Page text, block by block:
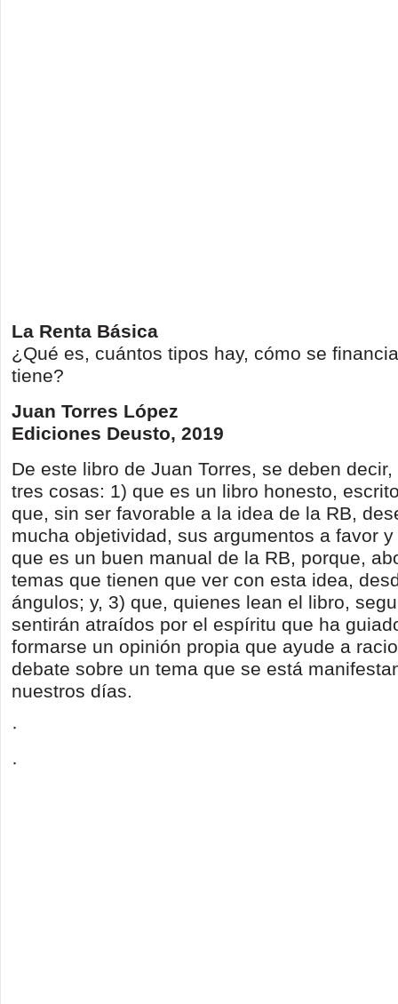
La Renta Básica
¿Qué es, cuántos tipos hay, cómo se
tiene?
Juan Torres López
Ediciones Deusto, 2019
De este libro de Juan Torres, se deben
tres cosas: 1) que es un libro honesto,
que, sin ser favorable a la idea de la RB,
mucha objetividad, sus argumentos a favor
que es un buen manual de la RB, porque,
temas que tienen que ver con esta idea,
ángulos; y, 3) que, quienes lean el libro,
sentirán atraídos por el espíritu que ha
formarse un opinión propia que ayude a
debate sobre un tema que se está
nuestros días.
·
·